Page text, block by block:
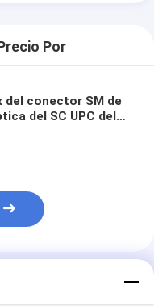
Por
del conector SM de
del SC UPC del